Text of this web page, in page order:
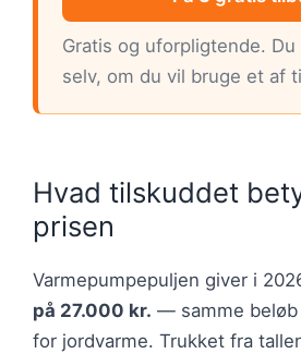
Gratis og uforpligtende.
selv, om du vil bruge et af
Hvad tilskuddet
prisen
Varmepumpepuljen giver i
på 27.000 kr. — samme
for jordvarme. Trukket fra